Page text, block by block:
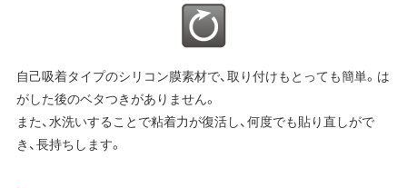
自己吸着タイプのシリコン膜素材で、取り付けもとっても簡単。は
がした後のベタつきがありません。
また、水洗いすることで粘着力が復活し、何度でも貼り直しがで
き、長持ちします。